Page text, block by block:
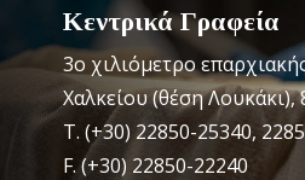
Κεντρικά Γραφεία
3o χιλιόμετρο
Χαλκείου (θέση
Τ. (+30) 22850-25340,
F. (+30) 22850-22240